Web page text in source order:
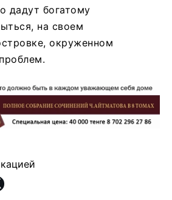
дадут богатому
на своем
окруженном